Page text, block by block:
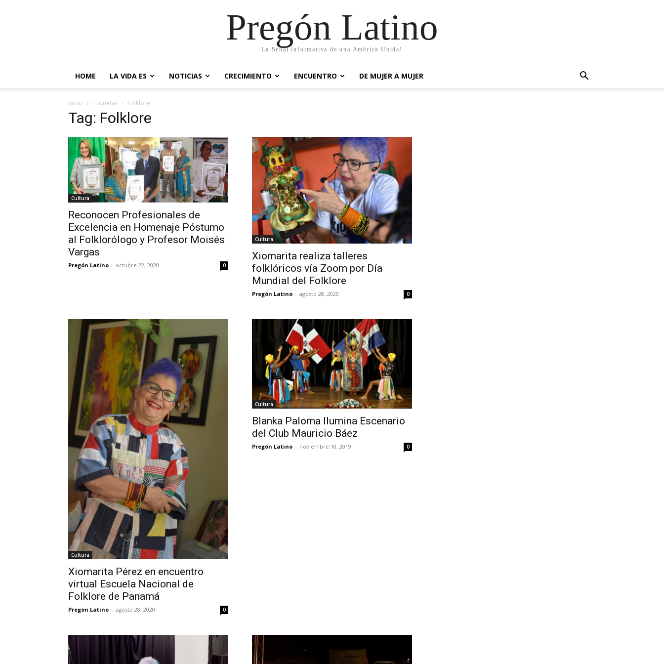
Pregón Latino
La Señal informativa de una América Unida!
HOME LA VIDA ES NOTICIAS CRECIMIENTO ENCUENTRO DE MUJER A MUJER
Inicio Etiquetas Folklore
Tag: Folklore
Cultura
Reconocen Profesionales de
Excelencia en Homenaje Póstumo
al Folklorólogo y Profesor Moisés
Vargas
Pregón Latino - octubre 22, 2020 0
Cultura
Xiomarita realiza talleres
folklóricos vía Zoom por Día
Mundial del Folklore
Pregón Latino - agosto 28, 2020 0
Cultura
Xiomarita Pérez en encuentro
virtual Escuela Nacional de
Folklore de Panamá
Pregón Latino - agosto 28, 2020 0
Cultura
Blanka Paloma Ilumina Escenario
del Club Mauricio Báez
Pregón Latino - noviembre 10, 2019 0